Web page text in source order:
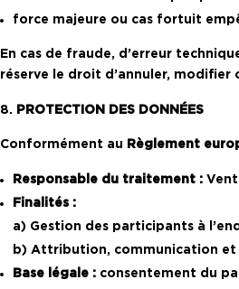
force majeure ou cas fortuit
En cas de fraude, d’erreur
réserve le droit d’annuler, modifier
PROTECTION DES DONNÉES
Conformément au Règlement
Responsable du traitement :
Finalités :
a) Gestion des participants à
b) Attribution, communication et
Base légale : consentement du